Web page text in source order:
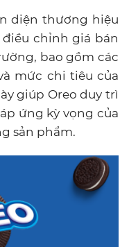
diện thương hiệu
chỉnh giá bán
bao gồm các
mức chi tiêu của
giúp Oreo duy trì
ứng kỳ vọng của
sản phẩm.